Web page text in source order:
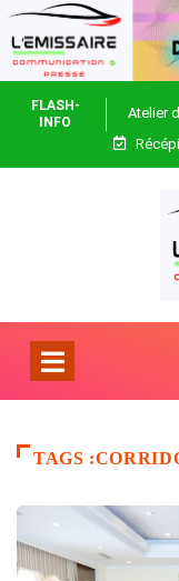
FLASH-
INFO
Atelier
TAGS